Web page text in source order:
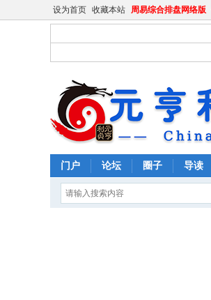
设为首页 收藏本站 周易综合排盘网络版
门户 论坛 圈子 导读